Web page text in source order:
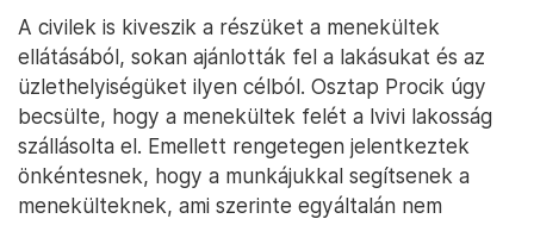
A civilek is kiveszik a részüket a menekültek
ellátásából, sokan ajánlották fel a lakásukat és az
üzlethelyiségüket ilyen célból. Osztap Procik úgy
becsülte, hogy a menekültek felét a lvivi lakosság
szállásolta el. Emellett rengetegen jelentkeztek
önkéntesnek, hogy a munkájukkal segítsenek a
menekülteknek, ami szerinte egyáltalán nem